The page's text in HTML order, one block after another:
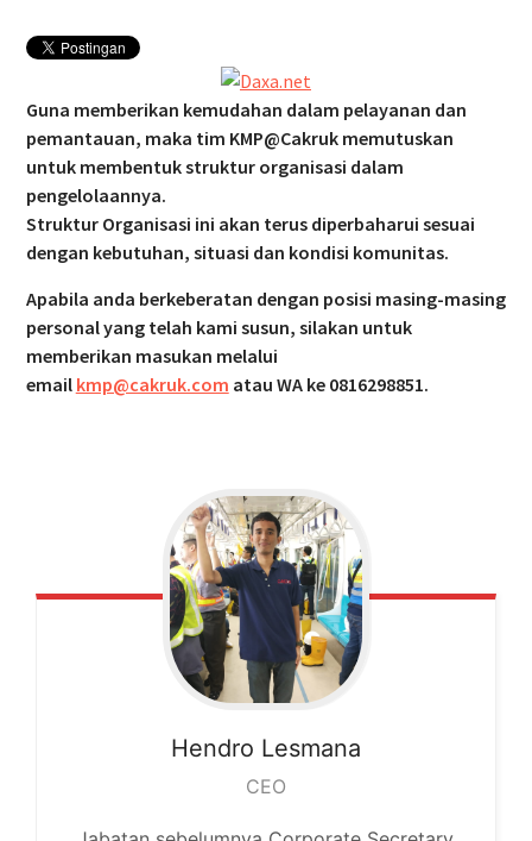
Guna memberikan kemudahan dalam pelayanan dan
pemantauan, maka tim KMP@Cakruk memutuskan
untuk membentuk struktur organisasi dalam
pengelolaannya.
Struktur Organisasi ini akan terus diperbaharui sesuai
dengan kebutuhan, situasi dan kondisi komunitas.
Apabila anda berkeberatan dengan posisi masing-masing
personal yang telah kami susun, silakan untuk
memberikan masukan melalui
email kmp@cakruk.com atau WA ke 0816298851.
Hendro Lesmana
CEO